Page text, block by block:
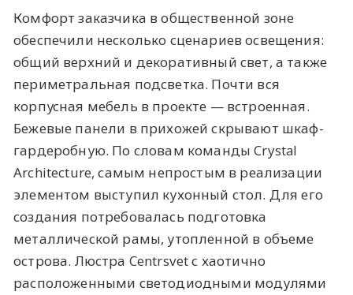
Комфорт заказчика в общественной зоне
обеспечили несколько сценариев освещения:
общий верхний и декоративный свет, а также
периметральная подсветка. Почти вся
корпусная мебель в проекте — встроенная.
Бежевые панели в прихожей скрывают шкаф-
гардеробную. По словам команды Crystal
Architecture, самым непростым в реализации
элементом выступил кухонный стол. Для его
создания потребовалась подготовка
металлической рамы, утопленной в объеме
острова. Люстра Centrsvet с хаотично
расположенными светодиодными модулями